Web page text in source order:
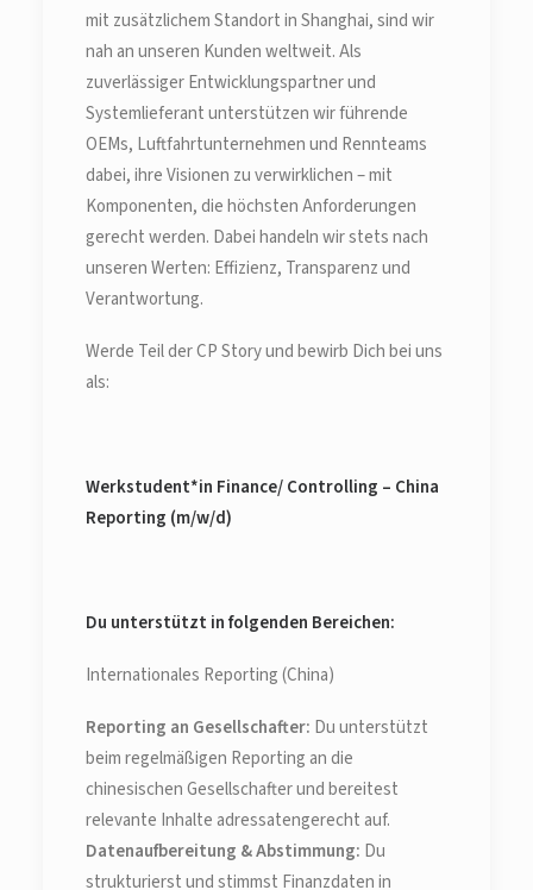
mit zusätzlichem Standort in Shanghai, sind wir
nah an unseren Kunden weltweit. Als
zuverlässiger Entwicklungspartner und
Systemlieferant unterstützen wir führende
OEMs, Luftfahrtunternehmen und Rennteams
dabei, ihre Visionen zu verwirklichen – mit
Komponenten, die höchsten Anforderungen
gerecht werden. Dabei handeln wir stets nach
unseren Werten: Effizienz, Transparenz und
Verantwortung.
Werde Teil der CP Story und bewirb Dich bei uns
als:
Werkstudent*in Finance/ Controlling – China
Reporting (m/w/d)
Du unterstützt in folgenden Bereichen:
Internationales Reporting (China)
Reporting an Gesellschafter: Du unterstützt
beim regelmäßigen Reporting an die
chinesischen Gesellschafter und bereitest
relevante Inhalte adressatengerecht auf.
Datenaufbereitung & Abstimmung: Du
strukturierst und stimmst Finanzdaten in